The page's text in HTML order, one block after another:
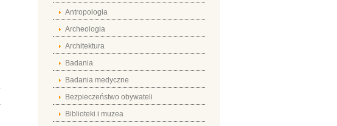
Antropologia
Archeologia
Architektura
Badania
Badania medyczne
Bezpieczeństwo obywateli
Biblioteki i muzea